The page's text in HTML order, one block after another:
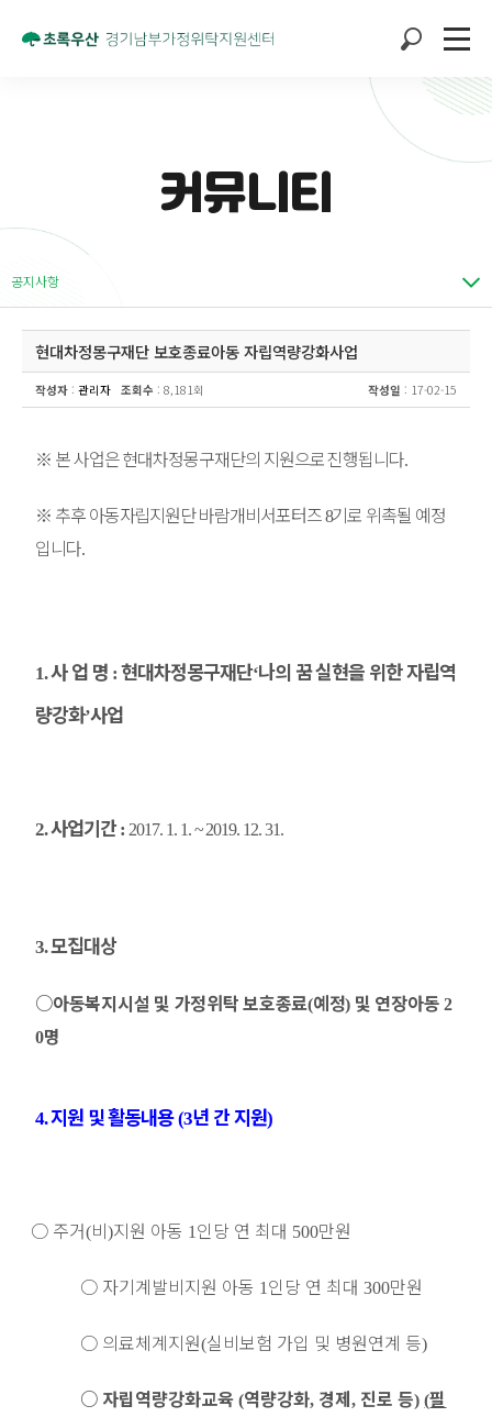
커뮤니티
공지사항
현대차정몽구재단 보호종료아동 자립역량강화사업
작성자 : 관리자 조회수 : 8,181회 작성일 : 17-02-15
※ 본 사업은 현대차정몽구재단의 지원으로 진행됩니다.
※ 추후 아동자립지원단 바람개비서포터즈8기로 위촉될 예정
입니다.
1.사 업 명 :현대차정몽구재단‘나의 꿈 실현을 위한 자립역
량강화’사업
2.사업기간 :2017. 1. 1. ~ 2019. 12. 31.
3.모집대상
○아동복지시설 및 가정위탁 보호종료(예정) 및 연장아동2
0명
4.지원 및 활동내용(3년 간 지원)
○ 주거(비)지원 아동 1 인당 연 최대 500만원
○ 자기계발비지원 아동 1 인당 연 최대300만원
○ 의료체계지원(실비보험 가입 및 병원연계 등)
○ 자립역량강화교육(역량강화, 경제, 진로 등)(필